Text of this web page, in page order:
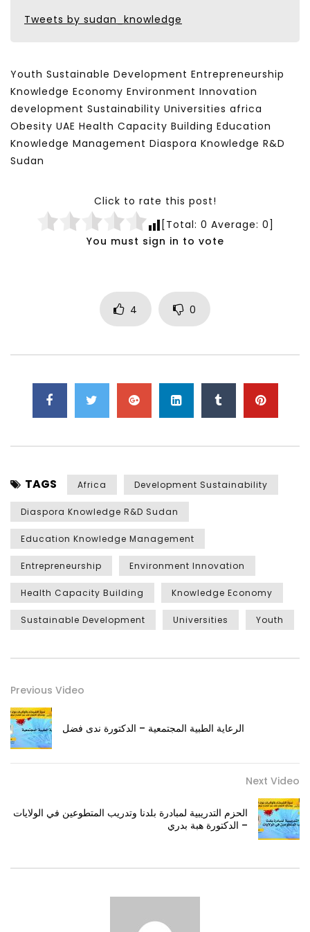
Tweets by sudan_knowledge
Youth Sustainable Development Entrepreneurship
Knowledge Economy Environment Innovation
development Sustainability Universities africa
Obesity UAE Health Capacity Building Education
Knowledge Management Diaspora Knowledge R&D
Sudan
Click to rate this post!
[Total: 0 Average: 0]
You must sign in to vote
4 0
TAGS Africa Development Sustainability
Diaspora Knowledge R&D Sudan
Education Knowledge Management
Entrepreneurship Environment Innovation
Health Capacity Building Knowledge Economy
Sustainable Development Universities Youth
Previous Video
الرعاية الطبية المجتمعية – الدكتورة ندى فضل
Next Video
الحزم التدريبية لمبادرة بلدنا وتدريب المتطوعين في الولايات
– الدكتورة هبة بدري